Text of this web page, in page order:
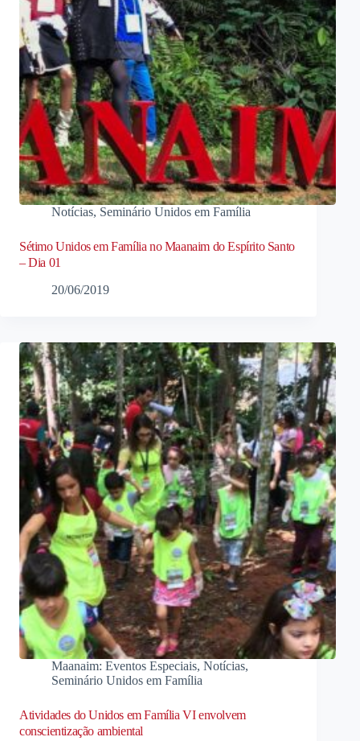
Notícias, Seminário Unidos em Família
Sétimo Unidos em Família no Maanaim do Espírito Santo
– Dia 01
20/06/2019
Maanaim: Eventos Especiais, Notícias,
Seminário Unidos em Família
Atividades do Unidos em Família VI envolvem
conscientização ambiental